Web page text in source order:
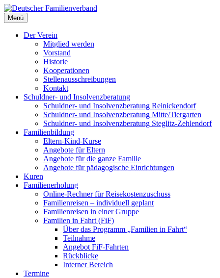
Deutscher Familienverband
Landesverband Berlin
Menü
Der Verein
Mitglied werden
Vorstand
Historie
Kooperationen
Stellenausschreibungen
Kontakt
Schuldner- und Insolvenzberatung
Schuldner- und Insolvenzberatung Reinickendorf
Schuldner- und Insolvenzberatung Mitte/Tiergarten
Schuldner- und Insolvenzberatung Steglitz-Zehlendorf
Familienbildung
Eltern-Kind-Kurse
Angebote für Eltern
Angebote für die ganze Familie
Angebote für pädagogische Einrichtungen
Kuren
Familienerholung
Online-Rechner für Reisekostenzuschuss
Familienreisen – individuell geplant
Familienreisen in einer Gruppe
Familien in Fahrt (FiF)
Über das Programm „Familien in Fahrt“
Teilnahme
Angebot FiF-Fahrten
Rückblicke
Interner Bereich
Termine